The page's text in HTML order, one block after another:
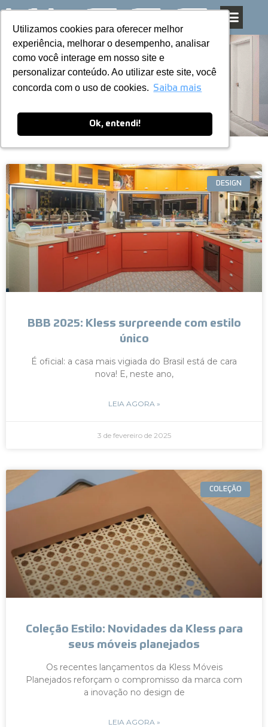
Utilizamos cookies para oferecer melhor
experiência, melhorar o desempenho, analisar
como você interage em nosso site e
personalizar conteúdo. Ao utilizar este site, você
concorda com o uso de cookies. Saiba mais
Ok, entendi!
Utilizamos cookies para oferecer melhor
experiência, melhorar o desempenho, analisar
como você interage em nosso site e
personalizar conteúdo. Ao utilizar este site, você
concorda com o uso de cookies. Saiba mais
Ok, entendi!
Pular
para
o
conteúdo
Blog
DESIGN
BBB 2025: Kless surpreende com estilo
único
É oficial: a casa mais vigiada do Brasil está de cara
nova! E, neste ano,
LEIA AGORA »
3 de fevereiro de 2025
COLEÇÃO
Coleção Estilo: Novidades da Kless para
seus móveis planejados
Os recentes lançamentos da Kless Móveis
Planejados reforçam o compromisso da marca com
a inovação no design de
LEIA AGORA »